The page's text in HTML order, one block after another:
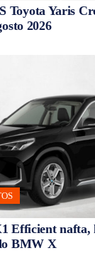
Toyota Yaris
2026
Efficient nafta,
BMW X